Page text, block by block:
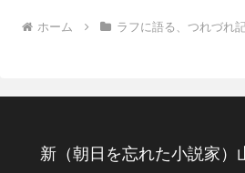
ホーム ラフに語る、つれづれ
新（朝日を忘れた小説家）